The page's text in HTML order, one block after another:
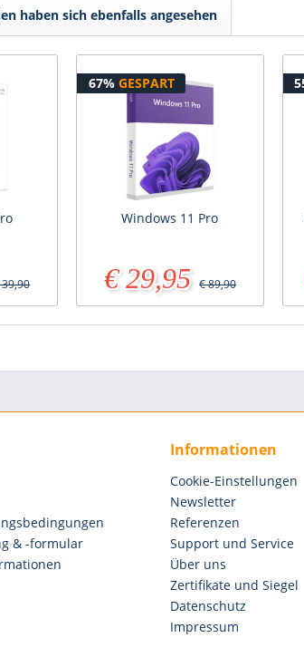
haben sich ebenfalls angesehen
67% GESPART
Windows 11 Pro
€ 29,95 € 89,90
& -formular
Informationen
Cookie-Einstellungen
Newsletter
Referenzen
Support und Service
Über uns
Zertifikate und Siegel
Datenschutz
Impressum